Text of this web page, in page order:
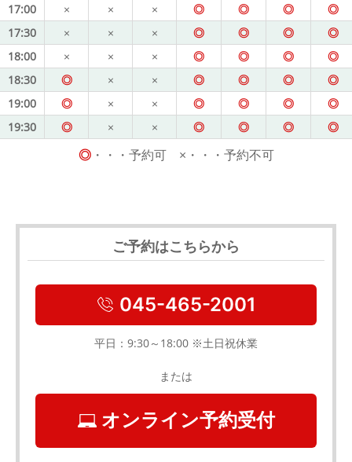
17:00
× × × ◎ ◎ ◎
◎
17:30
× × × ◎ ◎ ◎
◎
18:00
× × × ◎ ◎ ◎
◎
18:30
◎ × × ◎ ◎ ◎
◎
19:00
◎ × × ◎ ◎ ◎
◎
19:30
◎ × × ◎ ◎ ◎ ◎
◎・・・予約可 ×・・・予約不可
ご予約はこちらから
045-465-2001
平日：9:30～18:00 ※土日祝休業
または
オンライン予約受付